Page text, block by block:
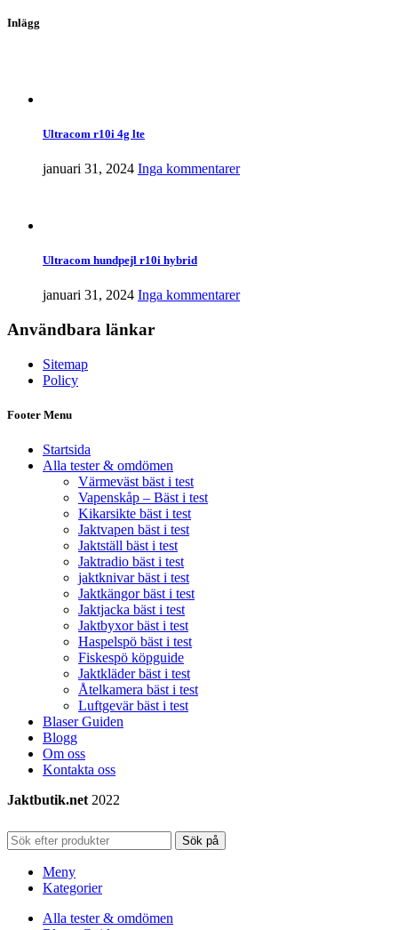
Inlägg
Ultracom r10i 4g lte
januari 31, 2024 Inga kommentarer
Ultracom hundpejl r10i hybrid
januari 31, 2024 Inga kommentarer
Användbara länkar
Sitemap
Policy
Footer Menu
Startsida
Alla tester & omdömen
Värmeväst bäst i test
Vapenskåp – Bäst i test
Kikarsikte bäst i test
Jaktvapen bäst i test
Jaktställ bäst i test
Jaktradio bäst i test
jaktknivar bäst i test
Jaktkängor bäst i test
Jaktjacka bäst i test
Jaktbyxor bäst i test
Haspelspö bäst i test
Fiskespö köpguide
Jaktkläder bäst i test
Åtelkamera bäst i test
Luftgevär bäst i test
Blaser Guiden
Blogg
Om oss
Kontakta oss
Jaktbutik.net 2022
Sök på
Meny
Kategorier
Alla tester & omdömen